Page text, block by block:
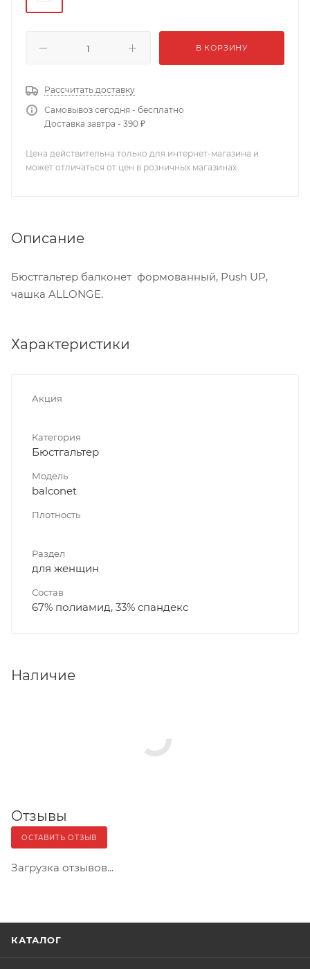
В КОРЗИНУ
Рассчитать доставку
Самовывоз сегодня - бесплатно
Доставка завтра - 390 ₽
Цена действительна только для интернет-магазина и
может отличаться от цен в розничных магазинах
Описание
Бюстгальтер балконет формованный, Push UP,
чашка ALLONGE.
Характеристики
Акция
Категория
Бюстгальтер
Модель
balconet
Плотность
Раздел
для женщин
Состав
67% полиамид, 33% спандекс
Наличие
Отзывы
ОСТАВИТЬ ОТЗЫВ
Загрузка отзывов...
КАТАЛОГ